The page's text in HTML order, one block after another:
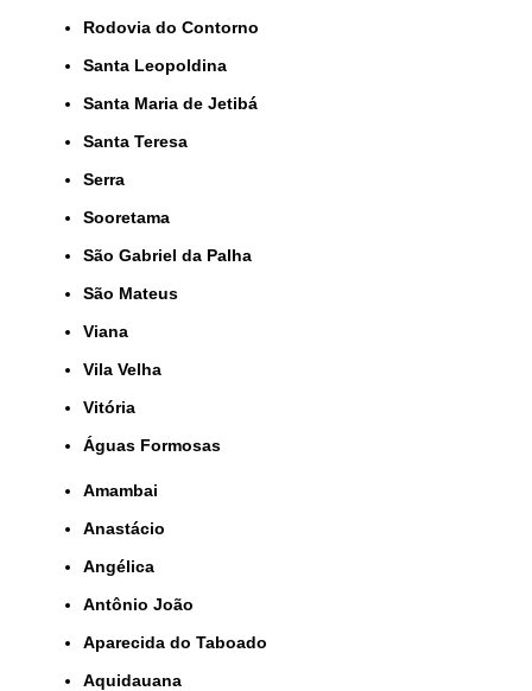
Rodovia do Contorno
Santa Leopoldina
Santa Maria de Jetibá
Santa Teresa
Serra
Sooretama
São Gabriel da Palha
São Mateus
Viana
Vila Velha
Vitória
Águas Formosas
Amambai
Anastácio
Angélica
Antônio João
Aparecida do Taboado
Aquidauana